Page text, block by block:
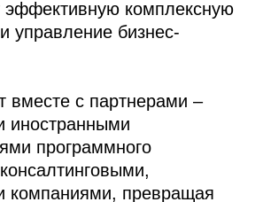
эффективную комплексную
управление бизнес-
вместе с партнерами –
иностранными
программного
компаниями, превращая